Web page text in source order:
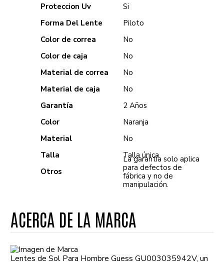
Proteccion Uv
Si
Forma Del Lente
Piloto
Color de correa
No
Color de caja
No
Material de correa
No
Material de caja
No
Garantía
2 Años
Color
Naranja
Material
No
Talla
Talla única
Otros
La garantía solo aplica
para defectos de
fábrica y no de
manipulación.
ACERCA DE LA MARCA
Lentes de Sol Para Hombre Guess GU003035942V, un